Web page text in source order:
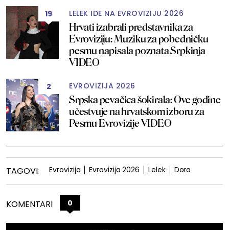
19 LELEK IDE NA EVROVIZIJU 2026
Hrvati izabrali predstavnika za
Evroviziju: Muziku za pobedničku
pesmu napisala poznata Srpkinja
VIDEO
2 EVROVIZIJA 2026
Srpska pevačica šokirala: Ove godine
učestvuje na hrvatskom izboru za
Pesmu Evrovizije VIDEO
TAGOVI: Evrovizija Evrovizija 2026 Lelek Dora
KOMENTARI 0